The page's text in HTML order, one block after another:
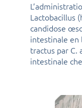
Lactobacillus
candidose
intestinale en
tractus par C.
intestinale